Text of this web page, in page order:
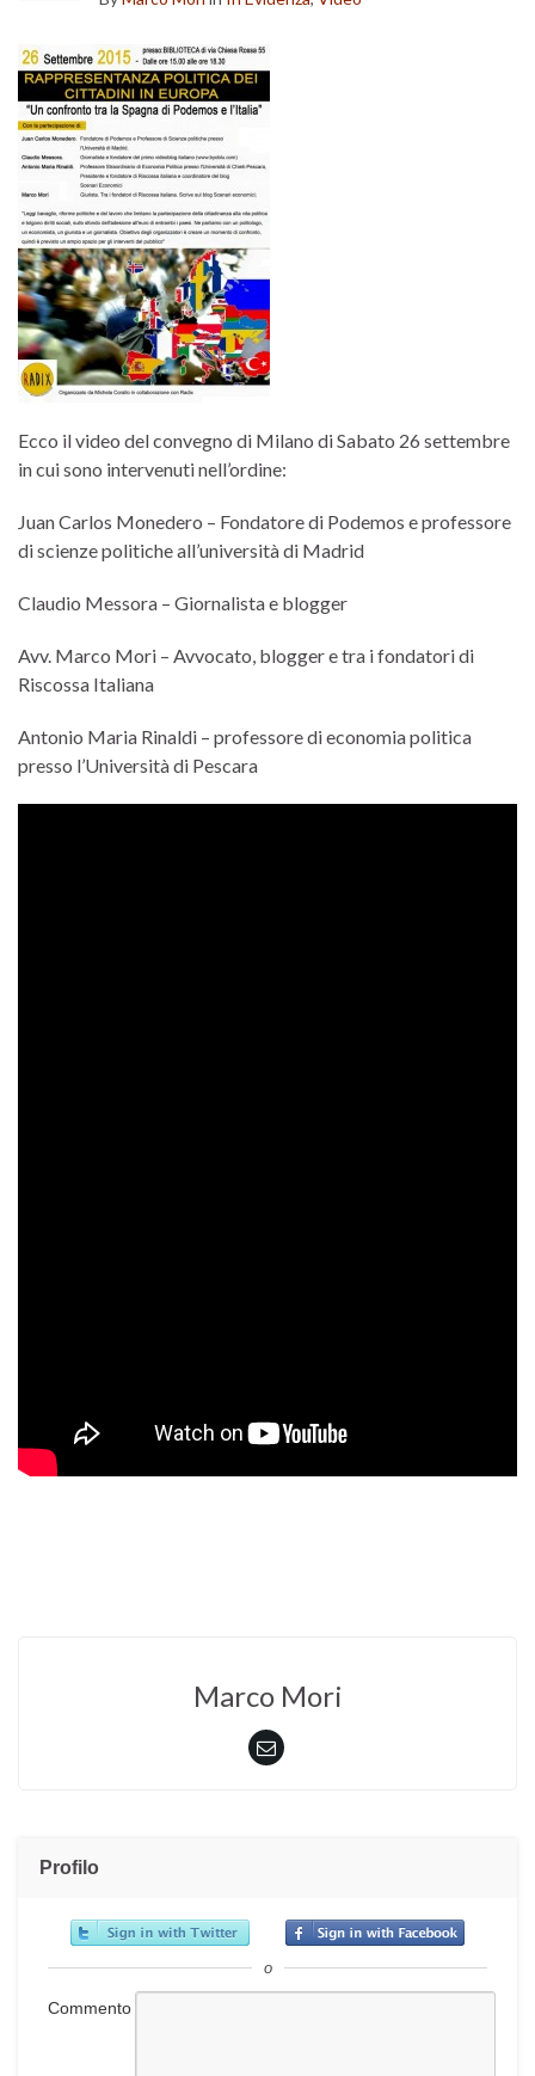
Ecco il video del convegno di Milano di Sabato 26 settembre
in cui sono intervenuti nell’ordine:
Juan Carlos Monedero – Fondatore di Podemos e professore
di scienze politiche all’università di Madrid
Claudio Messora – Giornalista e blogger
Avv. Marco Mori – Avvocato, blogger e tra i fondatori di
Riscossa Italiana
Antonio Maria Rinaldi – professore di economia politica
presso l’Università di Pescara
Marco Mori
Profilo
o
Commento